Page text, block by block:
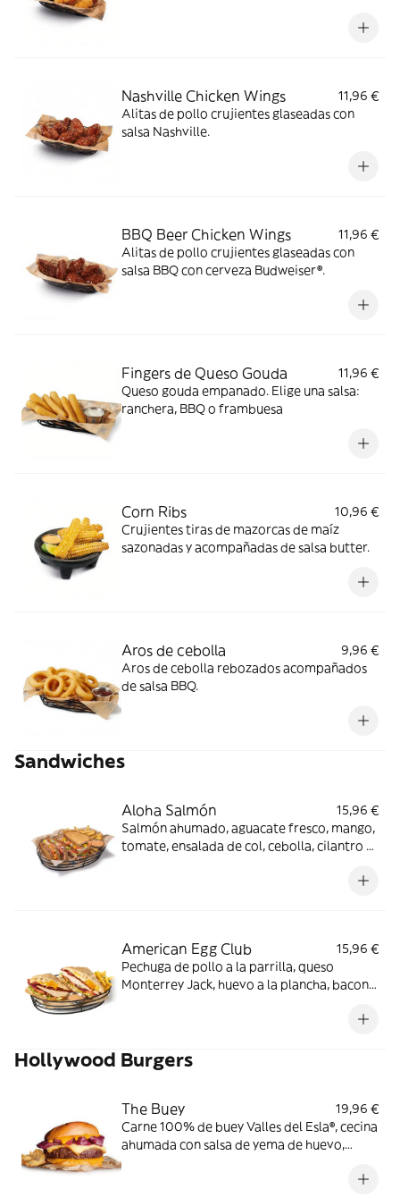
Nashville Chicken Wings
11,96 €
Alitas de pollo crujientes glaseadas con
salsa Nashville.
BBQ Beer Chicken Wings
11,96 €
Alitas de pollo crujientes glaseadas con
salsa BBQ con cerveza Budweiser®.
Fingers de Queso Gouda
11,96 €
Queso gouda empanado. Elige una salsa:
ranchera, BBQ o frambuesa
Corn Ribs
10,96 €
Crujientes tiras de mazorcas de maíz
sazonadas y acompañadas de salsa butter.
Aros de cebolla
9,96 €
Aros de cebolla rebozados acompañados
de salsa BBQ.
Sandwiches
Aloha Salmón
15,96 €
Salmón ahumado, aguacate fresco, mango,
tomate, ensalada de col, cebolla, cilantro y
American Egg Club
15,96 €
Pechuga de pollo a la parrilla, queso
Monterrey Jack, huevo a la plancha, bacon
salsa mayo-wey en pan tostado con pipas
Hollywood Burgers
The Buey
19,96 €
Carne 100% de buey Valles del Esla®, cecina
ahumada con salsa de yema de huevo,